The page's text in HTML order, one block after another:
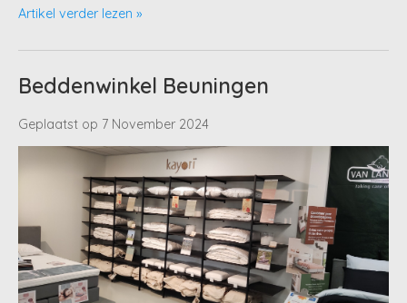
Artikel verder lezen »
Beddenwinkel Beuningen
Geplaatst op 7 November 2024